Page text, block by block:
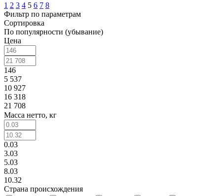
1 2 3 4 5 6 7 8
Фильтр по параметрам
Сортировка
По популярности (убывание)
Цена
146
5 537
10 927
16 318
21 708
Масса нетто, кг
0.03
3.03
5.03
8.03
10.32
Страна происхождения